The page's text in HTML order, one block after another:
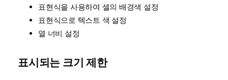
표현식을 사용하여 셀의 배경색 설정
표현식으로 텍스트 색 설정
열 너비 설정
표시되는 크기 제한